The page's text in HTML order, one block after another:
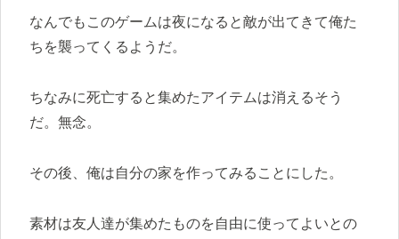
なんでもこのゲームは夜になると敵が出てきて俺た
ちを襲ってくるようだ。
ちなみに死亡すると集めたアイテムは消えるそう
だ。無念。
その後、俺は自分の家を作ってみることにした。
素材は友人達が集めたものを自由に使ってよいとの